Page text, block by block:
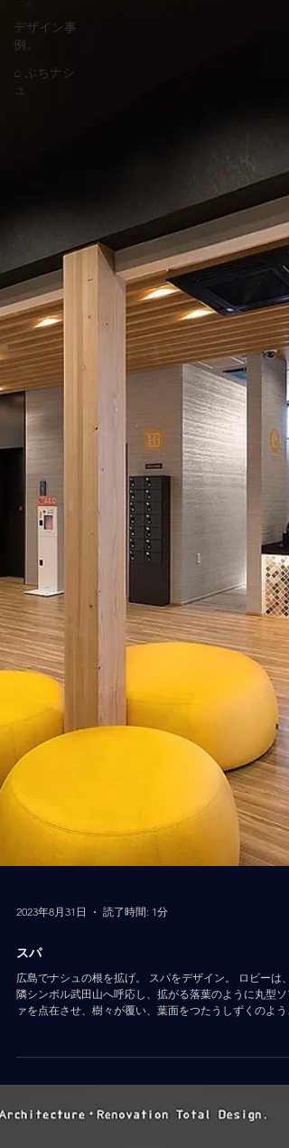
デザイン事
例。
⌂ ぷちナシ
ュ
2023年8月31日
スパ
広島でナシュの根を拡げ。 スパをデザイン。 ロビーは、
にシンプルカワイイを散りばめて。 . 株式会社ナシュデザ